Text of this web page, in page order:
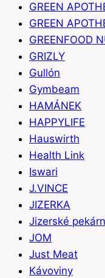
GREEN
GREEN
GREENFOOD
GRIZLY
Gullón
Gymbeam
HAMÁNEK
HAPPYLIFE
Hauswirth
Health Link
Iswari
J.VINCE
JIZERKA
Jizerské
JOM
Just Meat
Kávoviny